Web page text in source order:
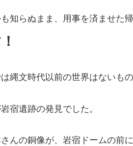
知らぬまま、用事を済ませた
縄文時代以前の世界はないも
宿遺跡の発見でした。
んの銅像が、岩宿ドームの前に